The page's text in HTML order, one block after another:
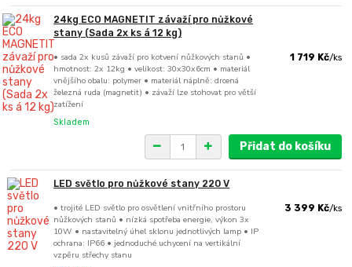
24kg ECO MAGNETIT závaží pro nůžkové
stany (Sada 2x ks á 12 kg)
• sada 2x kusů závaží pro kotvení nůžkových stanů •
hmotnost: 2x 12kg • velikost: 30x30x6cm • materiál
vnějšího obalu: polymer • materiál náplně: drcená
železná ruda (magnetit) • závaží lze stohovat pro větší
zatížení
1 719 Kč/ks
Skladem
Přidat do košíku
LED světlo pro nůžkové stany 220 V
• trojité LED světlo pro osvětlení vnitřního prostoru
nůžkových stanů • nízká spotřeba energie, výkon 3x
10W • nastavitelný úhel sklonu jednotlivých lamp • IP
ochrana: IP66 • jednoduché uchycení na vertikální
vzpěru střechy stanu
3 399 Kč/ks